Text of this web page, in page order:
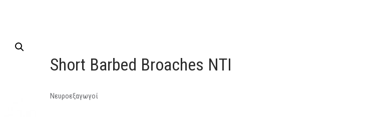
Short Barbed Broaches NTI
Νευροεξαγωγοί